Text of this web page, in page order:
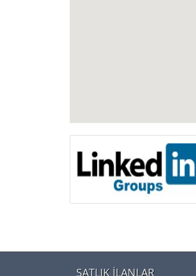
SATLIK İLANLAR